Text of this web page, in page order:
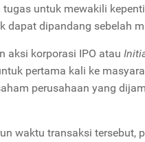
untuk mewakili
dapat dipandang sebelah
aksi korporasi IPO atau
pertama kali ke
perusahaan yang
waktu transaksi tersebut,